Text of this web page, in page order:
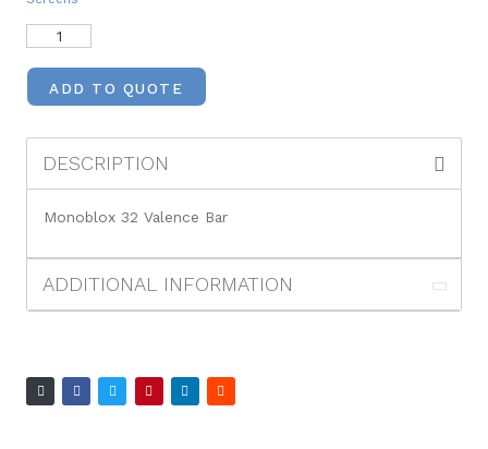
ADD TO QUOTE
DESCRIPTION
Monoblox 32 Valence Bar
ADDITIONAL INFORMATION